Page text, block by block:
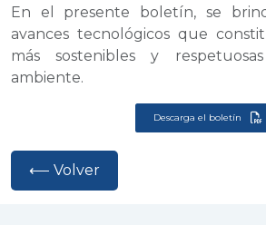
En el presente boletín, se
avances tecnológicos que
más sostenibles y
ambiente.
Descarga el boletín
⟵ Volver